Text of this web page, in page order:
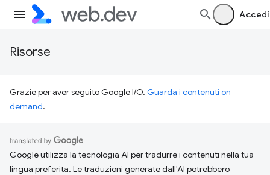
Accedi
Risorse
Grazie per aver seguito Google I/O. Guarda i contenuti on
demand.
Google utilizza la tecnologia AI per tradurre i contenuti nella tua
lingua preferita. Le traduzioni generate dall'AI potrebbero